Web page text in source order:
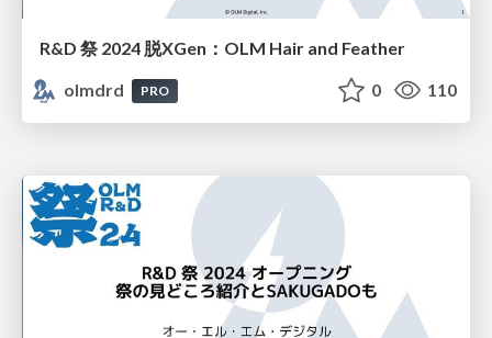
R&D 祭 2024 脱XGen：OLM Hair and Feather
olmdrd
PRO 0 110